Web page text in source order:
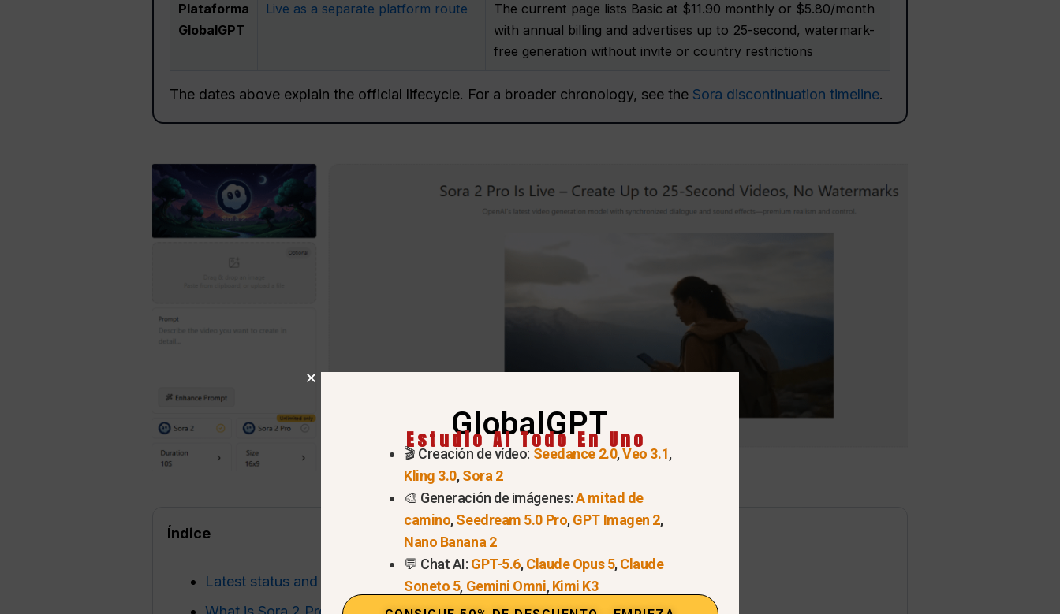
Plataforma
GlobalGPT
Live as a separate platform route
The current page lists Basic at $11.90 monthly or $5.80/month
with annual billing and advertises up to 25-second, watermark-
free generation without invite or country restrictions
The dates above explain the official lifecycle. For a broader chronology, see the Sora discontinuation timeline.
Pruebe Sora 2 Pro ahora >
Índice
Latest status and launch-era context
GlobalGPT
Estudio AI Todo En Uno
🎬 Creación de vídeo: Seedance 2.0,Veo 3.1,
Kling 3.0,Sora 2
🎨 Generación de imágenes:A mitad de
camino,Seedream 5.0 Pro,GPT Imagen 2,
Nano Banana 2
💬 Chat AI: GPT-5.6,Claude Opus 5,Claude
Soneto 5, Gemini Omni,Kimi K3